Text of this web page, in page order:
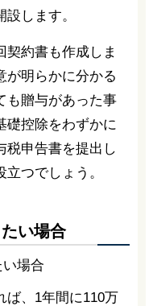
します。
契約書も作成しま
が明らかに分かる
も贈与があった事
礎控除をわずかに
税申告書を提出し
つでしょう。
い場合
ば、1年間に110万